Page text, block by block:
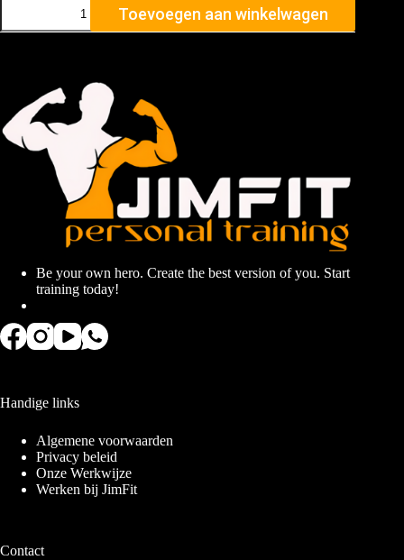
Toevoegen aan winkelwagen
Be your own hero. Create the best version of you. Start
training today!
Handige links
Algemene voorwaarden
Privacy beleid
Onze Werkwijze
Werken bij JimFit
Contact